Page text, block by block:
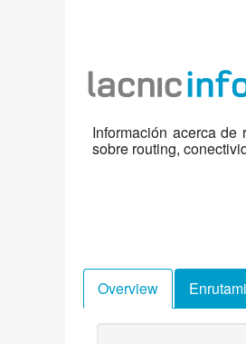
Información acerca
sobre routing,
Overview